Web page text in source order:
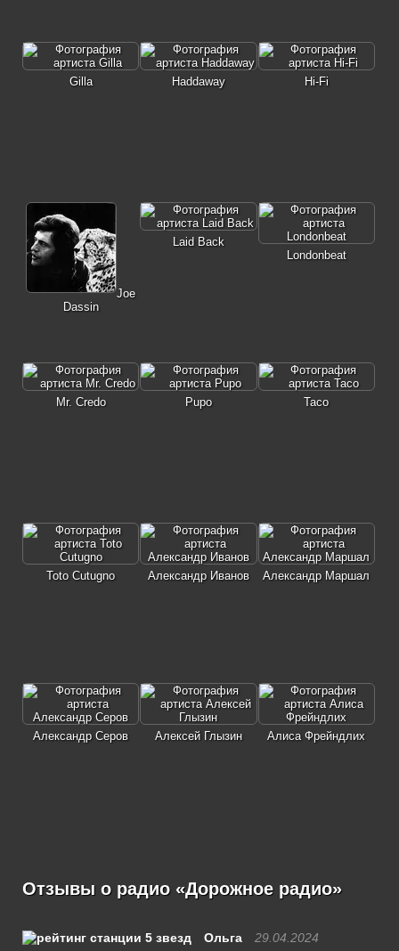
Gilla Haddaway Hi-Fi
Joe
Dassin
Laid Back
Londonbeat
Mr. Credo Pupo Taco
Toto Cutugno Александр Иванов Александр Маршал
Александр Серов Алексей Глызин Алиса Фрейндлих
Отзывы о радио «Дорожное радио»
Ольга
29.04.2024